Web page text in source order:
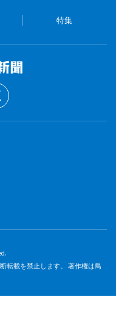
特集
転載を禁止します。 著作権は鳥